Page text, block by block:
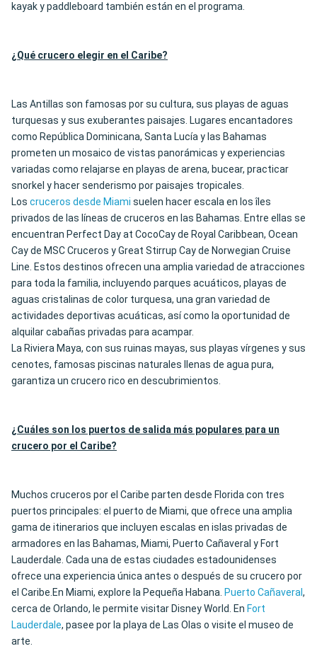
kayak y paddleboard también están en el programa.
¿Qué crucero elegir en el Caribe?
Las Antillas son famosas por su cultura, sus playas de aguas
turquesas y sus exuberantes paisajes. Lugares encantadores
como República Dominicana, Santa Lucía y las Bahamas
prometen un mosaico de vistas panorámicas y experiencias
variadas como relajarse en playas de arena, bucear, practicar
snorkel y hacer senderismo por paisajes tropicales.
Los cruceros desde Miami suelen hacer escala en los îles
privados de las líneas de cruceros en las Bahamas. Entre ellas se
encuentran Perfect Day at CocoCay de Royal Caribbean, Ocean
Cay de MSC Cruceros y Great Stirrup Cay de Norwegian Cruise
Line. Estos destinos ofrecen una amplia variedad de atracciones
para toda la familia, incluyendo parques acuáticos, playas de
aguas cristalinas de color turquesa, una gran variedad de
actividades deportivas acuáticas, así como la oportunidad de
alquilar cabañas privadas para acampar.
La Riviera Maya, con sus ruinas mayas, sus playas vírgenes y sus
cenotes, famosas piscinas naturales llenas de agua pura,
garantiza un crucero rico en descubrimientos.
¿Cuáles son los puertos de salida más populares para un
crucero por el Caribe?
Muchos cruceros por el Caribe parten desde Florida con tres
puertos principales: el puerto de Miami, que ofrece una amplia
gama de itinerarios que incluyen escalas en islas privadas de
armadores en las Bahamas, Miami, Puerto Cañaveral y Fort
Lauderdale. Cada una de estas ciudades estadounidenses
ofrece una experiencia única antes o después de su crucero por
el Caribe.En Miami, explore la Pequeña Habana. Puerto Cañaveral,
cerca de Orlando, le permite visitar Disney World. En Fort
Lauderdale, pasee por la playa de Las Olas o visite el museo de
arte.